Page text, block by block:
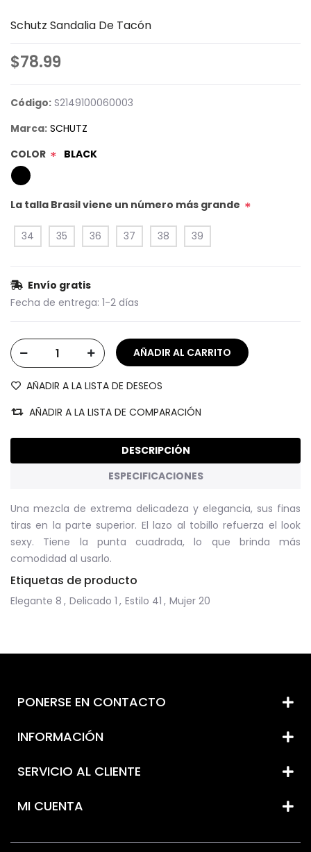
Schutz Sandalia De Tacón
$78.99
Código: S2149100060003
Marca: SCHUTZ
COLOR * BLACK
La talla Brasil viene un número más grande *
34 35 36 37 38 39
Envío gratis
Fecha de entrega: 1-2 días
AÑADIR A LA LISTA DE DESEOS
AÑADIR A LA LISTA DE COMPARACIÓN
DESCRIPCIÓN
ESPECIFICACIONES
Una mezcla de extrema delicadeza y elegancia, sus finas
tiras en la parte superior. El lazo al tobillo refuerza el look
sexy. Tiene la punta cuadrada, lo que brinda más
comodidad al usarlo.
Etiquetas de producto
Elegante 8 , Delicado 1 , Estilo 41 , Mujer 20
PONERSE EN CONTACTO
INFORMACIÓN
SERVICIO AL CLIENTE
MI CUENTA